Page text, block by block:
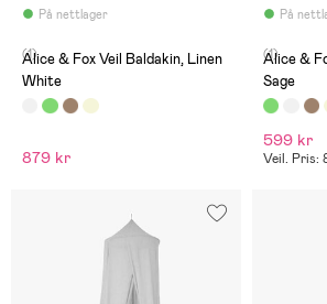
På nettlager
(1)
Alice & Fox Veil Baldakin, Linen
White
879 kr
På
(1)
Alice &
Sage
599 kr
Veil. Pris: